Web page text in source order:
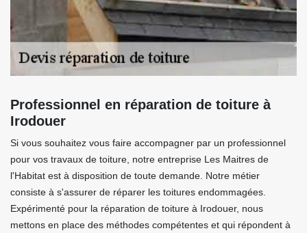
Professionnel en réparation de toiture à
Irodouer
Si vous souhaitez vous faire accompagner par un professionnel
pour vos travaux de toiture, notre entreprise Les Maitres de
l'Habitat est à disposition de toute demande. Notre métier
consiste à s'assurer de réparer les toitures endommagées.
Expérimenté pour la réparation de toiture à Irodouer, nous
mettons en place des méthodes compétentes et qui répondent à